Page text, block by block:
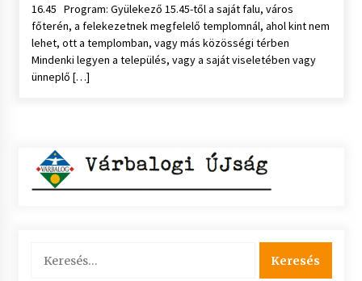
16.45 Program: Gyülekező 15.45-től a saját falu, város
főterén, a felekezetnek megfelelő templomnál, ahol kint nem
lehet, ott a templomban, vagy más közösségi térben
Mindenki legyen a település, vagy a saját viseletében vagy
ünneplő […]